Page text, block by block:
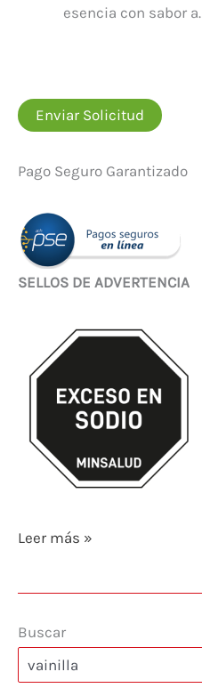
Buscar
esencia con sabor a.
Enviar Solicitud
Pago Seguro Garantizado
SELLOS DE ADVERTENCIA
Leer más »